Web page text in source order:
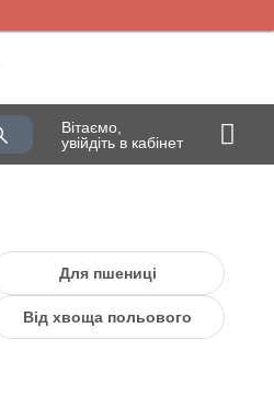
Вітаємо,
увійдіть в кабінет
Для пшениці
Від хвоща польового